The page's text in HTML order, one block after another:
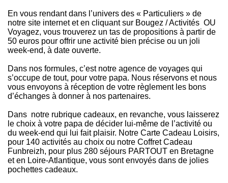
En vous rendant dans l’univers des « Particuliers » de
notre site internet et en cliquant sur Bougez / Activités OU
Voyagez, vous trouverez un tas de propositions à partir de
50 euros pour offrir une activité bien précise ou un joli
week-end, à date ouverte.
Dans nos formules, c’est notre agence de voyages qui
s’occupe de tout, pour votre papa. Nous réservons et nous
vous envoyons à réception de votre règlement les bons
d’échanges à donner à nos partenaires.
Dans notre rubrique cadeaux, en revanche, vous laisserez
le choix à votre papa de décider lui-même de l’activité ou
du week-end qui lui fait plaisir. Notre Carte Cadeau Loisirs,
pour 140 activités au choix ou notre Coffret Cadeau
Funbreizh, pour plus 280 séjours PARTOUT en Bretagne
et en Loire-Atlantique, vous sont envoyés dans de jolies
pochettes cadeaux.